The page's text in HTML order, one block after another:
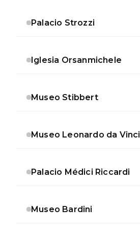
Palacio Strozzi
Iglesia Orsanmichele
Museo Stibbert
Museo Leonardo da Vinci
Palacio Médici Riccardi
Museo Bardini